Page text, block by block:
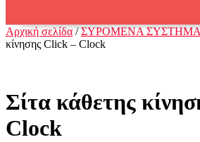
Αρχική σελίδα/ΣΥΡΟΜΕΝΑ
κίνησης Click – Clock
Σίτα κάθετης
Clock